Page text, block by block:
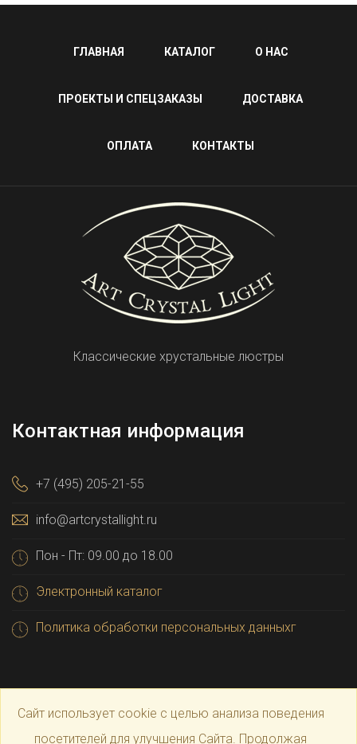
ГЛАВНАЯ КАТАЛОГ О НАС
ПРОЕКТЫ И СПЕЦЗАКАЗЫ ДОСТАВКА
ОПЛАТА КОНТАКТЫ
Классические хрустальные люстры
Контактная информация
+7 (495) 205-21-55
info@artcrystallight.ru
Пон - Пт: 09.00 до 18.00
Электронный каталог
Политика обработки персональных данныхг
Сайт использует cookie с целью анализа поведения
посетителей для улучшения Сайта. Продолжая